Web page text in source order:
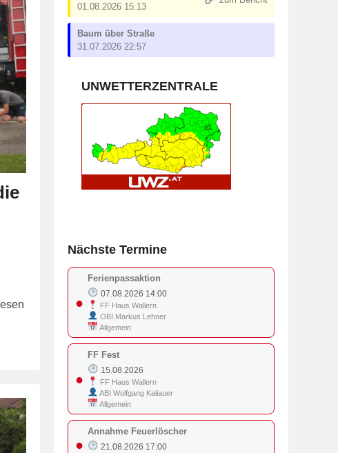
01.08.2026 15:13
Baum über Straße
31.07.2026 22:57
UNWETTERZENTRALE
Nächste Termine
●
Ferienpassaktion
07.08.2026 14:00
FF Haus Wallern
OBI Markus Lehner
Allgemein
●
FF Fest
15.08.2026
FF Haus Wallern
ABI Wolfgang Kaliauer
Allgemein
●
Annahme Feuerlöscher
21.08.2026 17:00